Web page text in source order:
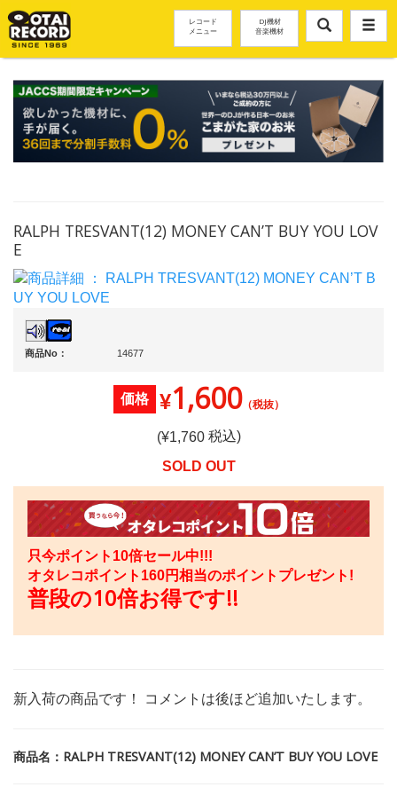
レコード
メニュー
DJ機材
音楽機材
RALPH TRESVANT(12) MONEY CAN’T BUY YOU LOV
E
商品No： 14677
価格 ¥1,600（税抜）
(¥1,760税込)
SOLD OUT
只今ポイント10倍セール中!!!
オタレコポイント 160円相当のポイントプレゼント!
普段の10倍お得です!!
新入荷の商品です！ コメントは後ほど追加いたします。
商品名：RALPH TRESVANT(12) MONEY CAN’T BUY YOU LOVE